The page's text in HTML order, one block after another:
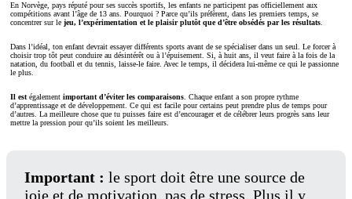
En Norvège, pays réputé pour ses succès sportifs, les enfants ne participent pas officiellement aux
compétitions avant l’âge de 13 ans. Pourquoi ? Parce qu’ils préfèrent, dans les premiers temps, se
concentrer sur le jeu, l’expérimentation et le plaisir plutôt que d’être obsédés par les résultats.
Dans l’idéal, ton enfant devrait essayer différents sports avant de se spécialiser dans un seul. Le forcer à
choisir trop tôt peut conduire au désintérêt ou à l’épuisement. Si, à huit ans, il veut faire à la fois de la
natation, du football et du tennis, laisse-le faire. Avec le temps, il décidera lui-même ce qui le passionne
le plus.
Il estégalement important d’éviter les comparaisons. Chaque enfant a son propre rythme
d’apprentissage et de développement. Ce qui est facile pour certains peut prendre plus de temps pour
d’autres. La meilleure chose que tu puisses faire est d’encourager et de célébrer leurs progrès sans leur
mettre la pression pour qu’ils soient les meilleurs.
Important : le sport doit être une source de
joie et de motivation, pas de stress. Plus il y